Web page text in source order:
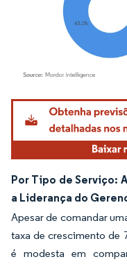
Imagem © Mordor
Por Tipo de Serviço:
a Liderança do
Apesar de comandar
taxa de crescimento de
é modesta em